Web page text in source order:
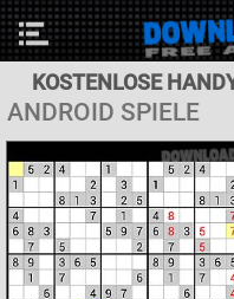
KOSTENLOSE
ANDROID SPIELE